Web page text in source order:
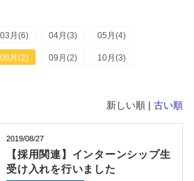
03月(6) 04月(3) 05月(4)
08月(2) 09月(2) 10月(3)
新しい順 | 古い順
2019/08/27
【採用関連】インターンシップ生
受け入れを行いました